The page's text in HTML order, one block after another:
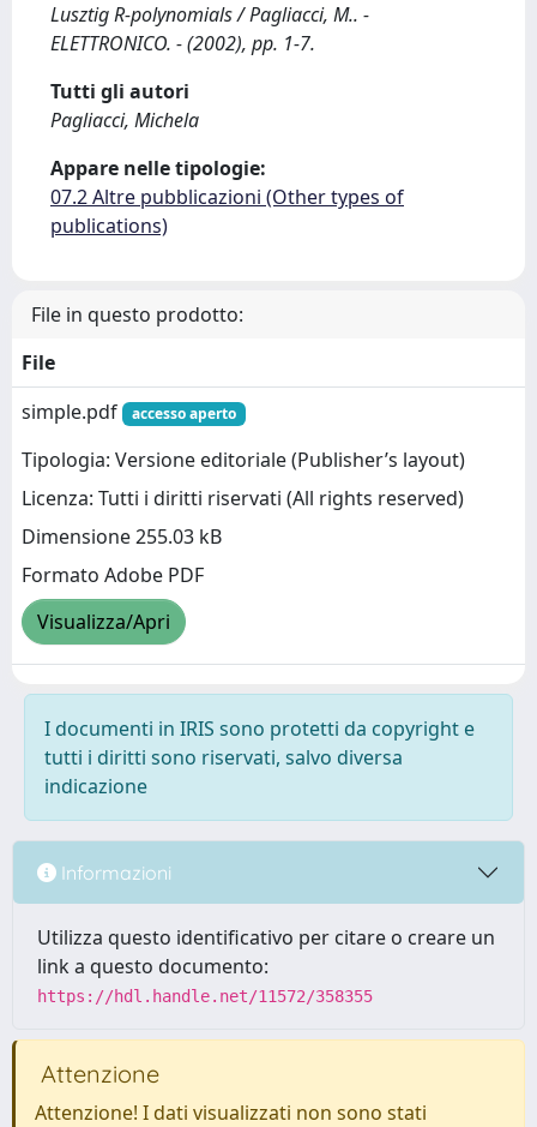
Lusztig R-polynomials / Pagliacci, M.. -
ELETTRONICO. - (2002), pp. 1-7.
Tutti gli autori
Pagliacci, Michela
Appare nelle tipologie:
07.2 Altre pubblicazioni (Other types of
publications)
File in questo prodotto:
File
simple.pdf
accesso aperto
Tipologia: Versione editoriale (Publisher’s layout)
Licenza: Tutti i diritti riservati (All rights reserved)
Dimensione 255.03 kB
Formato Adobe PDF
Visualizza/Apri
I documenti in IRIS sono protetti da copyright e
tutti i diritti sono riservati, salvo diversa
indicazione
Informazioni
Utilizza questo identificativo per citare o creare un
link a questo documento:
https://hdl.handle.net/11572/358355
Attenzione
Attenzione! I dati visualizzati non sono stati